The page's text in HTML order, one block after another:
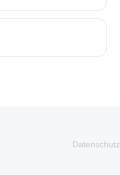
Datenschutz